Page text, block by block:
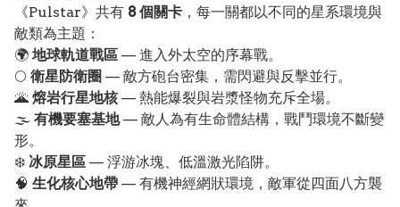
《Pulstar》共有 8 個關卡 ，每一關都以不同的星系環境與
敵類為主題：
🌍 地球軌道戰區 — 進入外太空的序幕戰。
🌕 衛星防衛圈 — 敵方砲台密集，需閃避與反擊並行。
🌋 熔岩行星地核— 熱能爆裂與岩漿怪物充斥全場。
🌫️ 有機要塞基地— 敵人為有生命體結構，戰鬥環境不斷變
形。
❄️ 冰原星區 — 浮游冰塊、低溫激光陷阱。
🧠 生化核心地帶 — 有機神經網狀環境，敵軍從四面八方襲